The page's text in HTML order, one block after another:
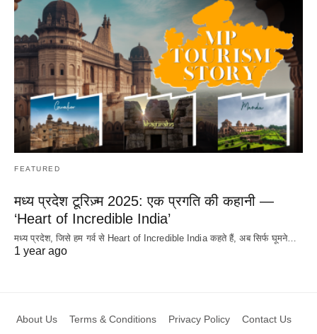
FEATURED
मध्य प्रदेश टूरिज़्म 2025: एक प्रगति की कहानी —
‘Heart of Incredible India’
मध्य प्रदेश, जिसे हम गर्व से Heart of Incredible India कहते हैं, अब सिर्फ घूमने…
1 year ago
About Us Terms & Conditions Privacy Policy Contact Us